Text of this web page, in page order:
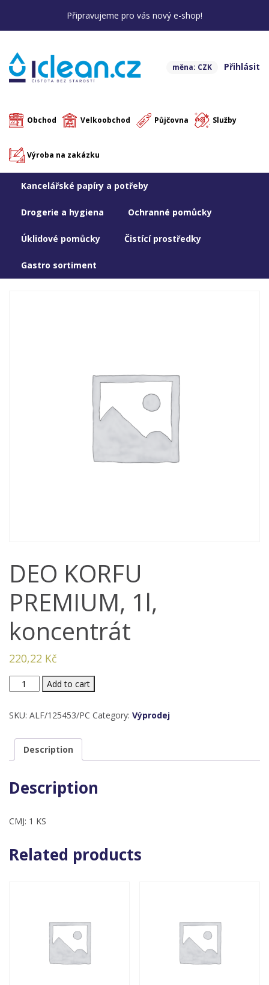
Připravujeme pro vás nový e-shop!
Přihlásit
měna: CZK
Obchod Velkoobchod Půjčovna Služby
Výroba na zakázku
Kancelářské papíry a potřeby
Drogerie a hygiena Ochranné pomůcky
Úklidové pomůcky Čistící prostředky
Gastro sortiment
DEO KORFU
PREMIUM, 1l,
koncentrát
220,22 Kč
DEO
PREMIUM,
koncentrát
quantity
Add to cart
SKU: ALF/125453/PC Category: Výprodej
Description
Description
CMJ: 1 KS
Related products